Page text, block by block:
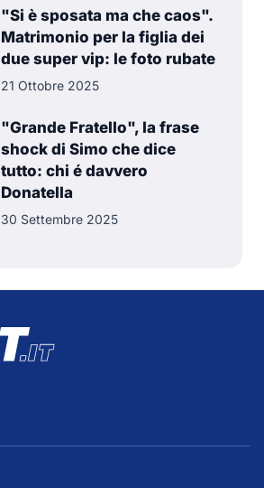
"Si è sposata ma che caos".
Matrimonio per la figlia dei
due super vip: le foto rubate
21 Ottobre 2025
"Grande Fratello", la frase
shock di Simo che dice
tutto: chi é davvero
Donatella
30 Settembre 2025